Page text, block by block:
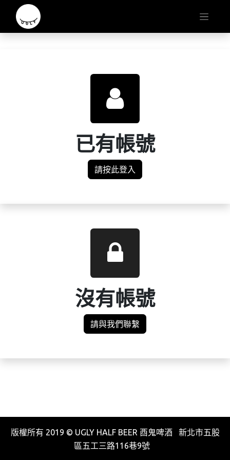
已有帳號
請按此登入
沒有帳號
請與我們聯繫
版權所有 2019 © UGLY HALF BEER 酉鬼啤酒 新北市五股
區五工三路116巷9號